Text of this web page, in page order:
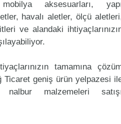
aksesuarları,
havalı aletler, ölçü
ve alandaki
tamamına
Ticaret geniş ürün yelpazesi
nalbur malzemeleri